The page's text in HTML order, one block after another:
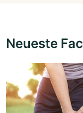
Neueste